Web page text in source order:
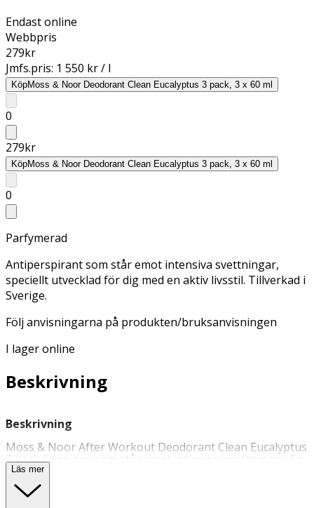
Endast online
Webbpris
279kr
Jmfs.pris: 1 550 kr / l
KöpMoss & Noor Deodorant Clean Eucalyptus 3 pack, 3 x 60 ml
0
279kr
KöpMoss & Noor Deodorant Clean Eucalyptus 3 pack, 3 x 60 ml
0
Parfymerad
Antiperspirant som står emot intensiva svettningar,
speciellt utvecklad för dig med en aktiv livsstil. Tillverkad i
Sverige.
Följ anvisningarna på produkten/bruksanvisningen
I lager online
Beskrivning
Beskrivning
Moss & Noor After Workout Deodorant Clean Eucalyptus
3 pack är en deo som står emot intensiva svettningar. En
kraftfull antiperspirant speciellt utvecklad för dig med
aktiv livsstil. Berikad med provitamin B5 (fuktbevarande,
lugnande och läkande effekt på huden) och ricinolja
Läs mer